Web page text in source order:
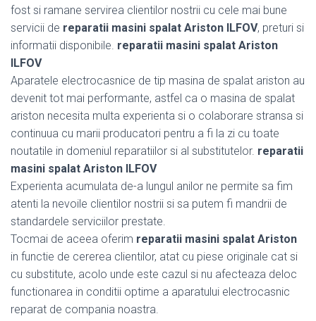
fost si ramane servirea clientilor nostrii cu cele mai bune
servicii de reparatii masini spalat Ariston ILFOV, preturi si
informatii disponibile. reparatii masini spalat Ariston
ILFOV
Aparatele electrocasnice de tip masina de spalat ariston au
devenit tot mai performante, astfel ca o masina de spalat
ariston necesita multa experienta si o colaborare stransa si
continuua cu marii producatori pentru a fi la zi cu toate
noutatile in domeniul reparatiilor si al substitutelor. reparatii
masini spalat Ariston ILFOV
Experienta acumulata de-a lungul anilor ne permite sa fim
atenti la nevoile clientilor nostrii si sa putem fi mandrii de
standardele serviciilor prestate.
Tocmai de aceea oferim reparatii masini spalat Ariston
in functie de cererea clientilor, atat cu piese originale cat si
cu substitute, acolo unde este cazul si nu afecteaza deloc
functionarea in conditii optime a aparatului electrocasnic
reparat de compania noastra.